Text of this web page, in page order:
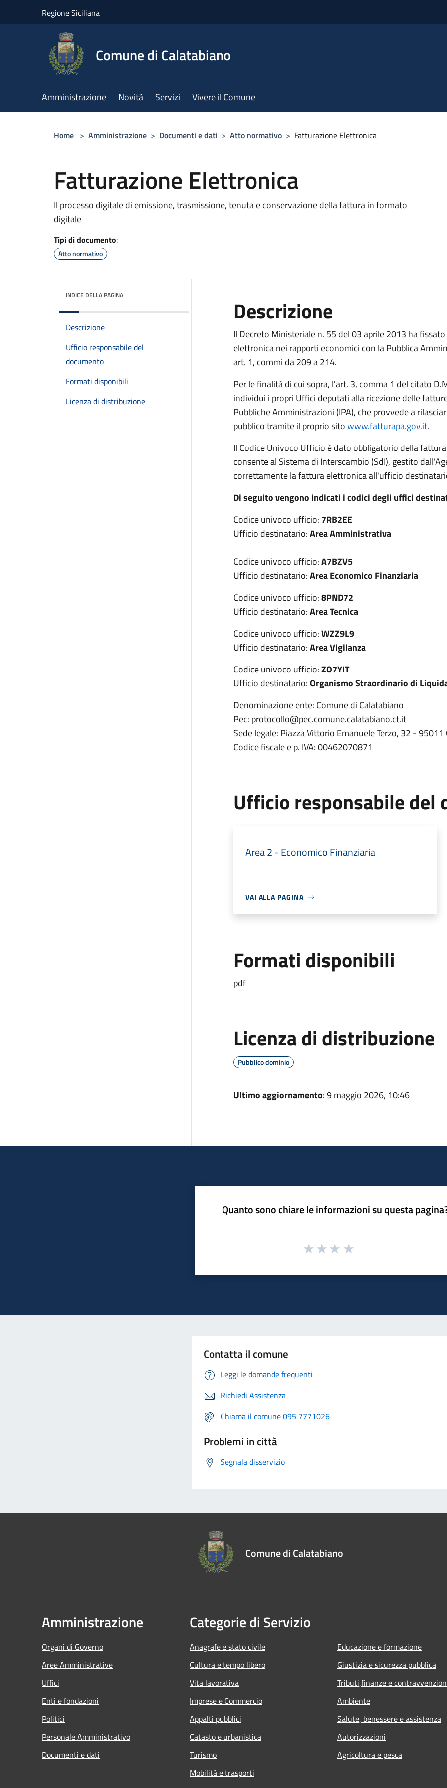
Regione Siciliana
Comune di Calatabiano
Amministrazione Novità Servizi Vivere il Comune
Home > Amministrazione > Documenti e dati > Atto normativo > Fatturazione Elettronica
Fatturazione Elettronica
Il processo digitale di emissione, trasmissione, tenuta e conservazione della fattura in formato
digitale
Tipi di documento:
Atto normativo
INDICE DELLA PAGINA
Descrizione
Ufficio responsabile del
documento
Formati disponibili
Licenza di distribuzione
Descrizione
Il Decreto Ministeriale n. 55 del 03 aprile 2013 ha
elettronica nei rapporti economici con la Pubblica
art. 1, commi da 209 a 214.
Per le finalità di cui sopra, l'art. 3, comma 1 del citato
individui i propri Uffici deputati alla ricezione delle
Pubbliche Amministrazioni (IPA), che provvede a
pubblico tramite il proprio sitowww.fatturapa.gov.it.
Il Codice Univoco Ufficio è dato obbligatorio della
consente al Sistema di Interscambio (SdI), gestito
correttamente la fattura elettronica all'ufficio
Di seguito vengono indicati i codici degli uffici
Codice univoco ufficio: 7RB2EE
Ufficio destinatario:Area Amministrativa
Codice univoco ufficio:A7BZV5
Ufficio destinatario:Area Economico Finanziaria
Codice univoco ufficio:8PND72
Ufficio destinatario:Area Tecnica
Codice univoco ufficio:WZZ9L9
Ufficio destinatario:Area Vigilanza
Codice univoco ufficio:ZO7YIT
Ufficio destinatario:Organismo Straordinario di
Denominazione ente: Comune di Calatabiano
Pec: protocollo@pec.comune.calatabiano.ct.it
Sede legale: Piazza Vittorio Emanuele Terzo, 32 - 95011
Codice fiscale e p. IVA: 00462070871
Ufficio responsabile del
Area 2 - Economico Finanziaria
VAI ALLA PAGINA
Formati disponibili
pdf
Licenza di distribuzione
Pubblico dominio
Ultimo aggiornamento: 9 maggio 2026, 10:46
Quanto sono chiare le informazioni su questa
Contatta il comune
Leggi le domande frequenti
Richiedi Assistenza
Chiama il comune 095 7771026
Problemi in città
Segnala disservizio
Comune di Calatabiano
Amministrazione
Organi di Governo
Aree Amministrative
Uffici
Enti e fondazioni
Politici
Personale Amministrativo
Documenti e dati
Categorie di Servizio
Anagrafe e stato civile
Cultura e tempo libero
Vita lavorativa
Imprese e Commercio
Appalti pubblici
Catasto e urbanistica
Turismo
Mobilità e trasporti
Educazione e formazione
Giustizia e sicurezza pubblica
Tributi,finanze e
Ambiente
Salute, benessere e assistenza
Autorizzazioni
Agricoltura e pesca